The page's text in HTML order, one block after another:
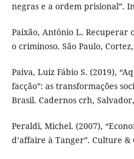
negras e a ordem prisional”.
Paixão, Antônio L. Recuperar
o criminoso. São Paulo,
Paiva, Luiz Fábio S. (2019),
facção”: as transformações
Brasil. Cadernos crh,
Peraldi, Michel. (2007),
d’affaire à Tanger”. Culture &